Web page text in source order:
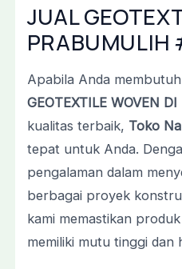
JUAL
PRABUMULIH
Apabila Anda
GEOTEXTILE WOVEN
kualitas terbaik, Toko
tepat untuk Anda.
pengalaman dalam
berbagai proyek
kami memastikan
memiliki mutu tinggi dan